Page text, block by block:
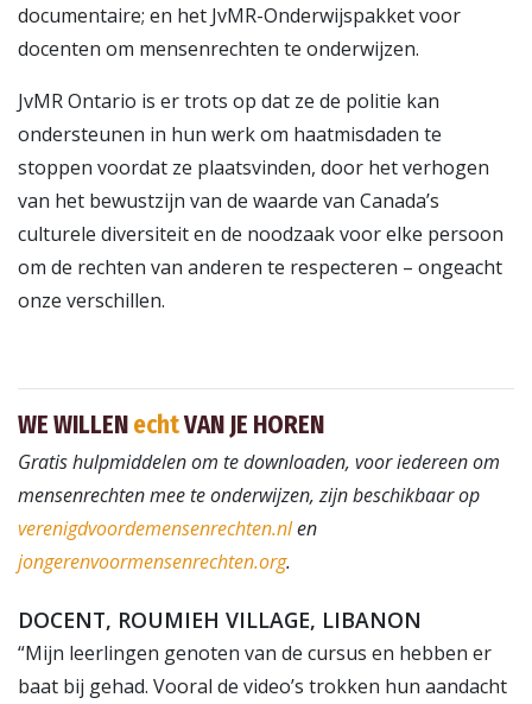
documentaire; en het JvMR-Onderwijspakket voor
docenten om mensenrechten te onderwijzen.
JvMR Ontario is er trots op dat ze de politie kan
ondersteunen in hun werk om haatmisdaden te
stoppen voordat ze plaatsvinden, door het verhogen
van het bewustzijn van de waarde van Canada’s
culturele diversiteit en de noodzaak voor elke persoon
om de rechten van anderen te respecteren – ongeacht
onze verschillen.
WE WILLEN echtVAN JE HOREN
Gratis hulpmiddelen om te downloaden, voor iedereen om
mensenrechten mee te onderwijzen, zijn beschikbaar op
verenigdvoordemensenrechten.nlen
jongerenvoormensenrechten.org.
DOCENT, ROUMIEH VILLAGE, LIBANON
“Mijn leerlingen genoten van de cursus en hebben er
baat bij gehad. Vooral de video’s trokken hun aandacht